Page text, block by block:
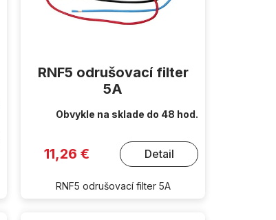
RNF5 odrušovací filter
5A
Obvykle na sklade do 48 hod.
11,26 € Detail
RNF5 odrušovací filter 5A